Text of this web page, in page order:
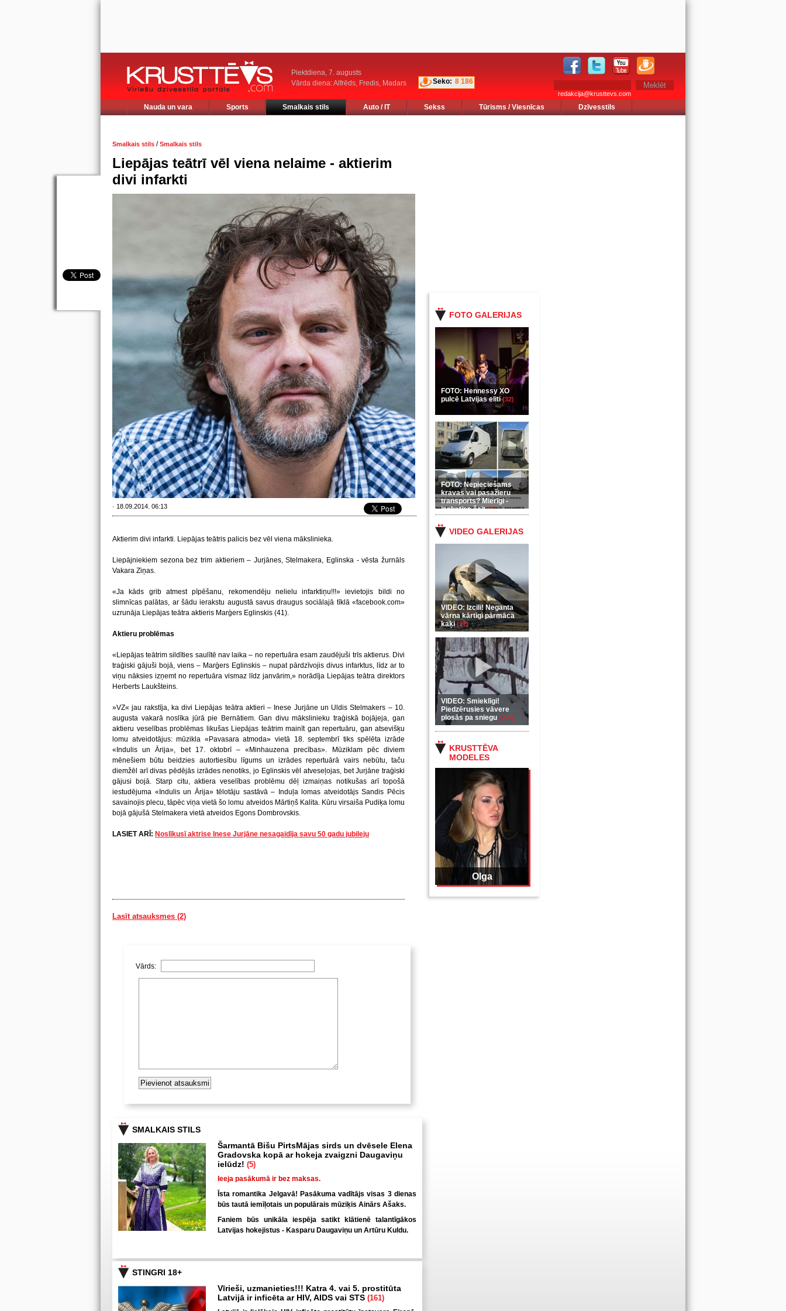
Piektdiena, 7. augusts
Vārda diena: Alfrēds, Fredis, Madars
Seko: 8 186
redakcija@krusttevs.com
Nauda un vara Sports Smalkais stils Auto / IT Sekss Tūrisms / Viesnīcas Dzīvesstils
FOTO GALERIJAS
FOTO: Hennessy XO
pulcē Latvijas eliti(32)
FOTO: Nepieciešams
kravas vai pasažieru
transports? Mierīgi -
ieskaties šeit(35)
VIDEO GALERIJAS
VIDEO: Izcili! Neganta
vārna kārtīgi pārmāca
kaķi(37)
VIDEO: Smieklīgi!
Piedzērusies vāvere
plosās pa sniegu (255)
KRUSTTĒVA
MODELES
Olga
Smalkais stils /Smalkais stils
Liepājas teātrī vēl viena nelaime - aktierim
divi infarkti
· 18.09.2014. 06:13
Aktierim divi infarkti. Liepājas teātris palicis bez vēl viena mākslinieka.
Liepājniekiem sezona bez trim aktieriem – Jurjānes, Stelmakera, Eglinska - vēsta žurnāls
Vakara Ziņas.
«Ja kāds grib atmest pīpēšanu, rekomendēju nelielu infarktiņu!!!» ievietojis bildi no
slimnīcas palātas, ar šādu ierakstu augustā savus draugus sociālajā tīklā «facebook.com»
uzrunāja Liepājas teātra aktieris Marģers Eglinskis (41).
Aktieru problēmas
«Liepājas teātrim sildīties saulītē nav laika – no repertuāra esam zaudējuši trīs aktierus. Divi
traģiski gājuši bojā, viens – Marģers Eglinskis – nupat pārdzīvojis divus infarktus, līdz ar to
viņu nāksies izņemt no repertuāra vismaz līdz janvārim,» norādīja Liepājas teātra direktors
Herberts Laukšteins.
»VZ« jau rakstīja, ka divi Liepājas teātra aktieri – Inese Jurjāne un Uldis Stelmakers – 10.
augusta vakarā noslīka jūrā pie Bernātiem. Gan divu mākslinieku traģiskā bojājeja, gan
aktieru veselības problēmas likušas Liepājas teātrim mainīt gan repertuāru, gan atsevišķu
lomu atveidotājus: mūzikla «Pavasara atmoda» vietā 18. septembrī tiks spēlēta izrāde
«Indulis un Ārija», bet 17. oktobrī – «Minhauzena precības». Mūziklam pēc diviem
mēnešiem būtu beidzies autortiesību līgums un izrādes repertuārā vairs nebūtu, taču
diemžēl arī divas pēdējās izrādes nenotiks, jo Eglinskis vēl atveseļojas, bet Jurjāne traģiski
gājusi bojā. Starp citu, aktiera veselības problēmu dēļ izmaiņas notikušas arī topošā
iestudējuma «Indulis un Ārija» tēlotāju sastāvā – Induļa lomas atveidotājs Sandis Pēcis
savainojis plecu, tāpēc viņa vietā šo lomu atveidos Mārtiņš Kalita. Kūru virsaiša Pudiķa lomu
bojā gājušā Stelmakera vietā atveidos Egons Dombrovskis.
LASIET ARĪ: Noslīkusī aktrise Inese Jurjāne nesagaidīja savu 50 gadu jubileju
Lasīt atsauksmes (2)
Vārds:
SMALKAIS STILS
Šarmantā Bišu PirtsMājas sirds un dvēsele Elena
Gradovska kopā ar hokeja zvaigzni Daugaviņu
ielūdz! (5)
Ieeja pasākumā ir bez maksas.
Īsta romantika Jelgavā! Pasākuma vadītājs visas 3 dienas
būs tautā iemīļotais un populārais mūziķis Ainārs Ašaks.
Faniem būs unikāla iespēja satikt klātienē talantīgākos
Latvijas hokejistus - Kasparu Daugaviņu un Artūru Kuldu.
STINGRI 18+
Vīrieši, uzmanieties!!! Katra 4. vai 5. prostitūta
Latvijā ir inficēta ar HIV, AIDS vai STS (161)